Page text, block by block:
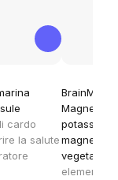
cardo
la salute
BrainMax
potassio +
magnesio,
vegetali